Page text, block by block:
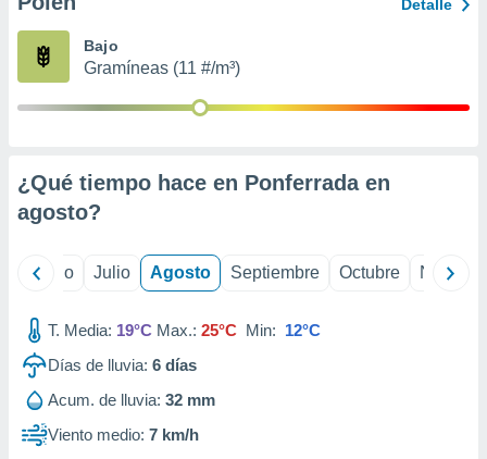
publicidad
1199
Detalle
Bajo
Gramíneas (11 #/m³)
¿Qué tiempo hace en Ponferrada en
agosto?
Junio Julio Agosto Septiembre Octubre
T. Media: 19°C Max.: 25°C Min: 12°C
Días de lluvia: 6 días
Acum. de lluvia: 32 mm
Viento medio: 7 km/h